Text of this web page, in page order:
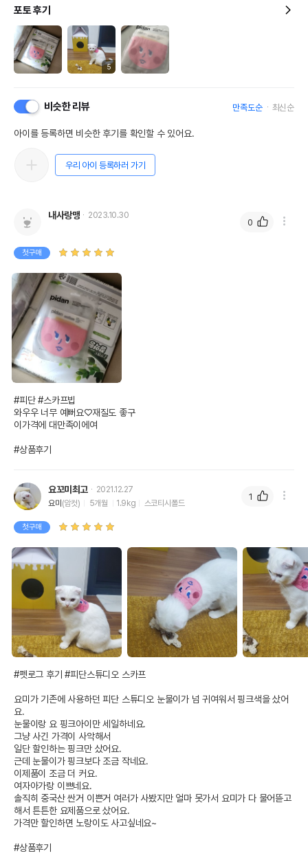
포토 후기
5
비슷한 리뷰 만족도순 최신순
아이를 등록하면 비슷한 후기를 확인할 수 있어요.
우리 아이 등록하러 가기
내사랑맹 2023.10.30
첫구매
#피단 #스카프빕
와우우 너무 예뻐요♡재질도 좋구
이가격에 대만족이에여
#상품후기
0
요꼬미최고
2021.12.27
요미 (암컷) 5개월 1.9kg 스코티시폴드
첫구매
#펫로그 후기 #피단스튜디오 스카프
요미가 기존에 사용하던 피단 스튜디오 눈물이가 넘 귀여워서 핑크색을 샀어
요.
눈물이랑 요 핑크아이만 세일하네요.
그냥 사긴 가격이 사악해서
일단 할인하는 핑크만 샀어요.
근데 눈물이가 핑크보다 조금 작네요.
이제품이 조금 더 커요.
여자아가랑 이쁘네요.
솔직히 중국산 싼거 이쁜거 여러가 사봤지만 얼마 못가서 요미가 다 물어뜯고
해서 튼튼한 요제품으로 샀어요.
가격만 할인하면 노랑이도 사고싶네요~
#상품후기
1